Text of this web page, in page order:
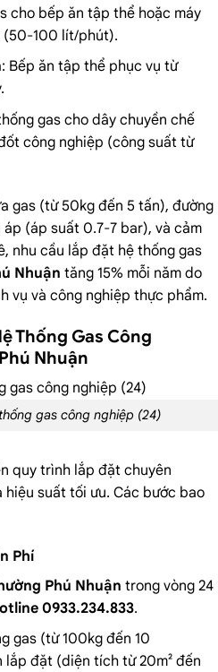
cho bếp ăn tập thể hoặc máy
(50-100 lít/phút).
: Bếp ăn tập thể phục vụ từ
gas cho dây chuyền chế
công nghiệp (công suất từ
gas (từ 50kg đến 5 tấn), đường
(áp suất 0.7-7 bar), và cảm
nhu cầu lắp đặt hệ thống gas
Nhuận tăng 15% mỗi năm do
vụ và công nghiệp thực phẩm.
Thống Gas Công
Nhuận
gas công nghiệp (24)
quy trình lắp đặt chuyên
hiệu suất tối ưu. Các bước bao
Phí
Phú Nhuận trong vòng 24
0933.234.833.
gas (từ 100kg đến 10
đặt (diện tích từ 20m² đến